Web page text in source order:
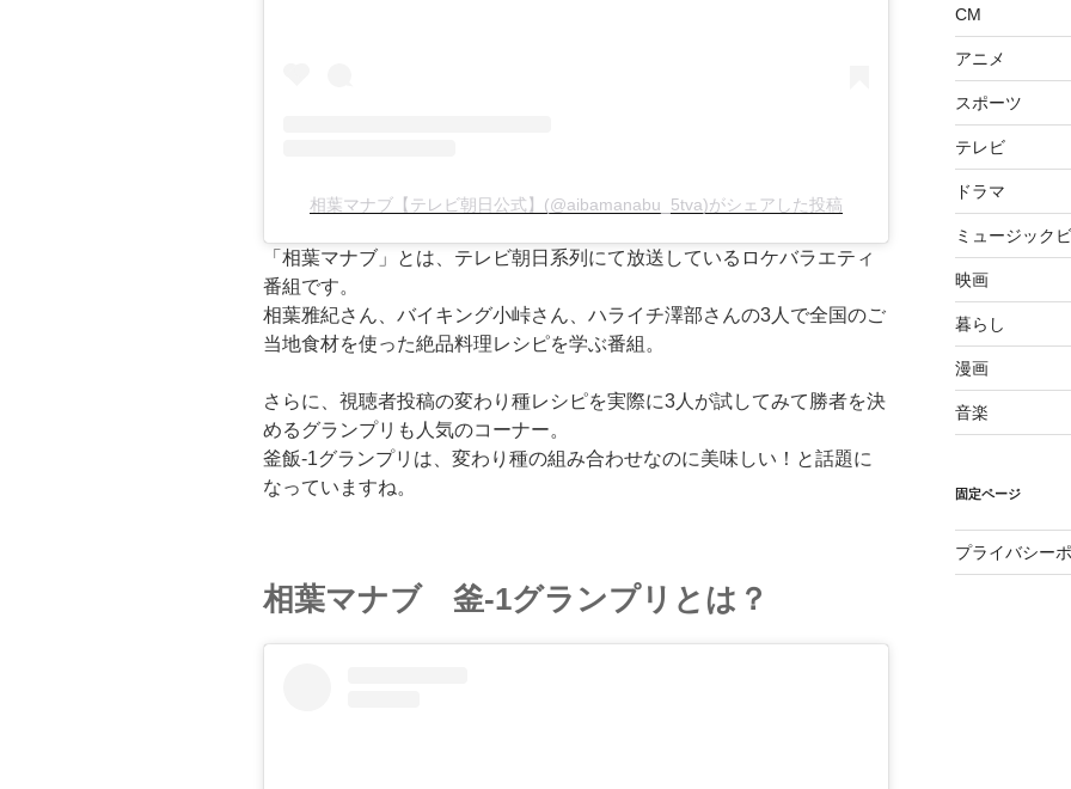
相葉マナブ【テレビ朝日公式】(@aibamanabu_5tva)がシェアした投稿
「相葉マナブ」とは、テレビ朝日系列にて放送しているロケバラエティ
番組です。
相葉雅紀さん、バイキング小峠さん、ハライチ澤部さんの3人で全国のご
当地食材を使った絶品料理レシピを学ぶ番組。
さらに、視聴者投稿の変わり種レシピを実際に3人が試してみて勝者を決
めるグランプリも人気のコーナー。
釜飯-1グランプリは、変わり種の組み合わせなのに美味しい！と話題に
なっていますね。
相葉マナブ 釜-1グランプリとは？
CM
アニメ
スポーツ
テレビ
ドラマ
ミュージック
映画
暮らし
漫画
音楽
固定ページ
プライバシー